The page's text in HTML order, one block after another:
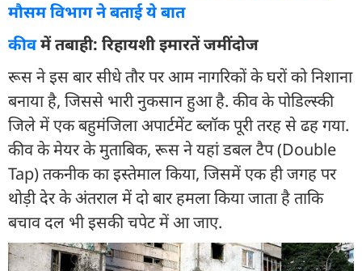
मौसम विभाग ने बताई ये बात
कीवमें तबाही: रिहायशी इमारतें जमींदोज
रूस ने इस बार सीधे तौर पर आम नागरिकों के घरों को निशाना
बनाया है, जिससे भारी नुकसान हुआ है. कीव के पोडिल्स्की
जिले में एक बहुमंजिला अपार्टमेंट ब्लॉक पूरी तरह से ढह गया.
कीव के मेयर के मुताबिक, रूस ने यहां डबल टैप (Double
Tap) तकनीक का इस्तेमाल किया, जिसमें एक ही जगह पर
थोड़ी देर के अंतराल में दो बार हमला किया जाता है ताकि
बचाव दल भी इसकी चपेट में आ जाए.